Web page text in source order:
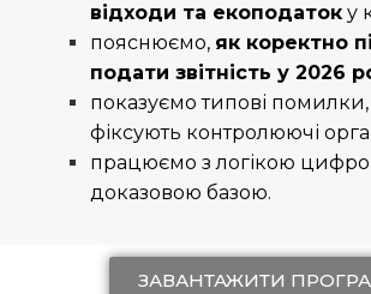
відходи та екоподаток у
пояснюємо, як коректно
подати звітність у 2026
показуємо типові помилки,
фіксують контролюючі
працюємо з логікою
доказовою базою.
ЗАВАНТАЖИТИ